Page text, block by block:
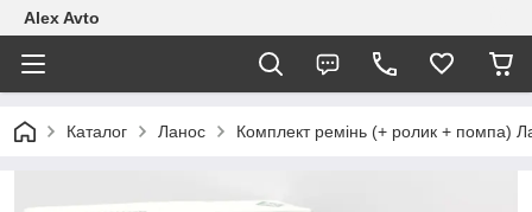
Alex Avto
Каталог Ланос Комплект ремінь (+ ролик + помпа)